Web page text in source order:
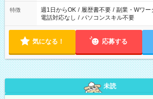
特徴 週1日からOK / 履歴書不要 / 副業・Wワー
電話対応なし / パソコンスキル不要
気になる！ 応募する
未読